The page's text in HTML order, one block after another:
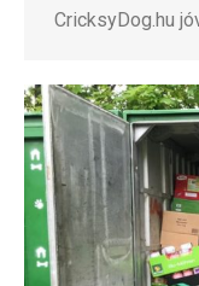
CricksyDog.hu